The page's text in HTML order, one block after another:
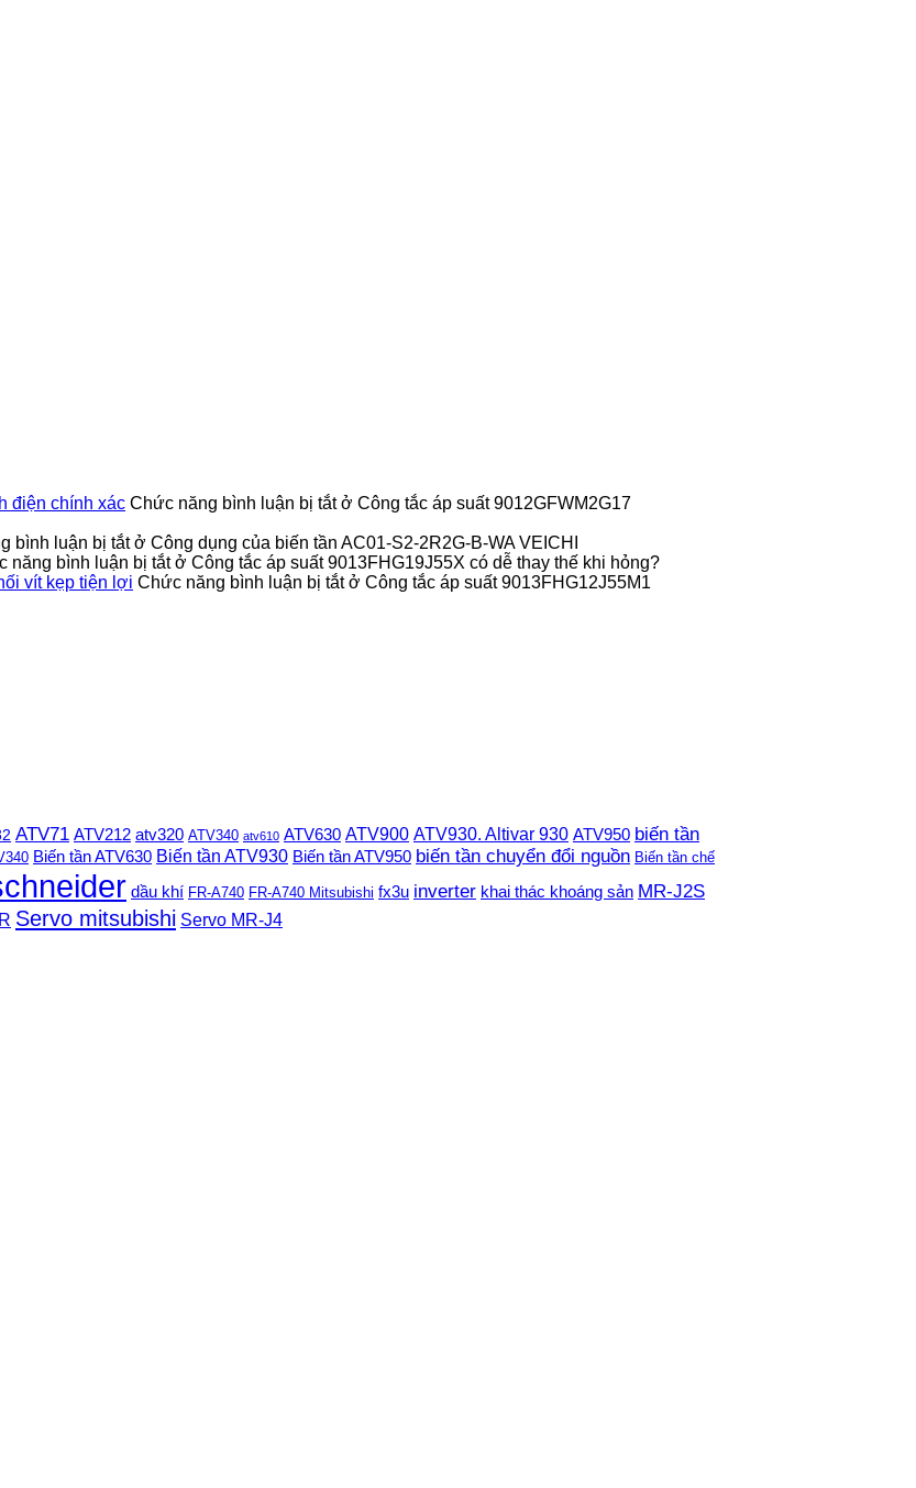
điện chính xác Chức năng bình luận bị tắtở Công tắc áp suất 9012GFWM2G17
bình luận bị tắtở Công dụng của biến tần AC01-S2-2R2G-B-WA VEICHI
năng bình luận bị tắtở Công tắc áp suất 9013FHG19J55X có dễ thay thế khi hỏng?
vít kẹp tiện lợi Chức năng bình luận bị tắtở Công tắc áp suất 9013FHG12J55M1
ATV71 ATV212 atv320 ATV340 atv610 ATV630 ATV900 ATV930. Altivar 930 ATV950 biến tần
Biến tần ATV630 Biến tần ATV930 Biến tần ATV950 biến tần chuyển đổi nguồn Biến tần chế
dầu khí FR-A740 FR-A740 Mitsubishi fx3u inverter khai thác khoáng sản MR-J2S
Servo mitsubishi Servo MR-J4